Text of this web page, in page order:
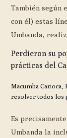
También según
con él) estas
Umbanda,
Perdieron su
prácticas del
Macumba Carioca,
resolver todos los
Es
Umbanda la